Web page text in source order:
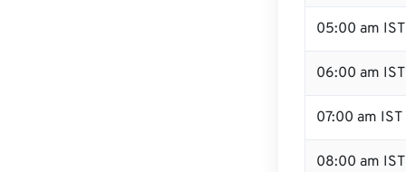
05:00 am IST
06:00 am IST
07:00 am IST
08:00 am IST